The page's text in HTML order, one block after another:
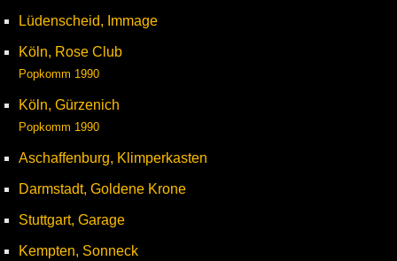
Lüdenscheid, Immage
Köln, Rose Club
Popkomm 1990
Köln, Gürzenich
Popkomm 1990
Aschaffenburg, Klimperkasten
Darmstadt, Goldene Krone
Stuttgart, Garage
Kempten, Sonneck